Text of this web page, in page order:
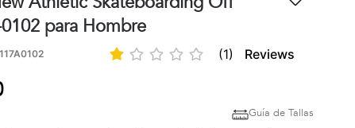
para Hombre
★ ☆ ☆ ☆ ☆ (1)
Guía de Tallas